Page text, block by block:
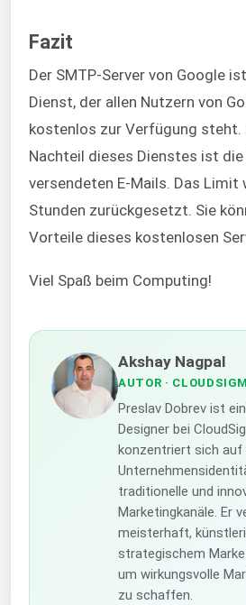
Fazit
Der SMTP-Server von Google
Dienst, der allen Nutzern von
kostenlos zur Verfügung steht.
Nachteil dieses Dienstes ist
versendeten E-Mails. Das Limit
Stunden zurückgesetzt. Sie
Vorteile dieses kostenlosen
Viel Spaß beim Computing!
Akshay Nagpal
AUTOR ·
Preslav Dobrev ist
Designer bei
konzentriert sich auf
traditionelle und
Marketingkanäle. Er
meisterhaft,
strategischem
um wirkungsvolle
zu schaffen.